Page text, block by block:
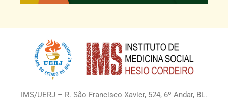
IMS/UERJ – R. São Francisco Xavier, 524, 6º Andar, BL.